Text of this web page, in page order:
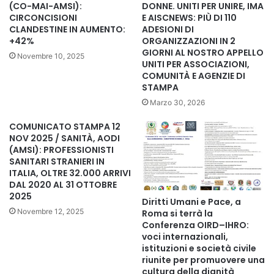
Internazionali, UMEM – Unione Medica
Euromediterranea, AISCNEWS – rete internazionale di
informazione, agenzia mondiale senza confini, Co-mai,
Comunità del Mondo Arabo in Italia, Comunità ed
associazioni italiani e di origine straniera ed il Movimento
Internazionale Uniti per Unire riflettono sull’importanza
del Manifesto “Unione per l’Italia” e sull’attività del
Comitato Politico Internazionale, esprimendo
soddisfazione per la crescente partecipazione di giovani,
nuove generazioni e donne ai percorsi di confronto e
progettazione promossi negli ultimi mesi.
Il Comitato Politico Internazionale esprime particolare
soddisfazione per la partecipazione sempre più attiva delle
nuove generazioni e del mondo femminile alle iniziative
promosse dalla rete associativa e dai movimenti. In questo
percorso si inserisce il contributo dei rappresentanti e dei
(CO-MAI-AMSI):
CIRCONCISIONI
CLANDESTINE IN AUMENTO:
+42%
Novembre 10, 2025
DONNE. UNITI PER UNIRE, IMA
E AISCNEWS: PIÙ DI 110
ADESIONI DI
ORGANIZZAZIONI IN 2
GIORNI AL NOSTRO APPELLO
UNITI PER ASSOCIAZIONI,
COMUNITÀ E AGENZIE DI
STAMPA
Marzo 30, 2026
COMUNICATO STAMPA 12
NOV 2025 / SANITÀ, AODI
(AMSI): PROFESSIONISTI
SANITARI STRANIERI IN
ITALIA, OLTRE 32.000 ARRIVI
DAL 2020 AL 31 OTTOBRE
2025
Novembre 12, 2025
Diritti Umani e Pace, a
Roma si terrà la
Conferenza OIRD–IHRO:
voci internazionali,
istituzioni e società civile
riunite per promuovere una